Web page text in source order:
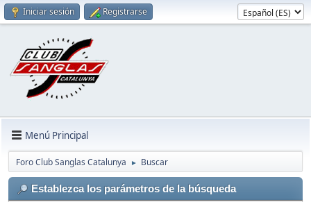
Iniciar sesión Registrarse
Menú Principal
Foro Club Sanglas Catalunya ► Buscar
Establezca los parámetros de la búsqueda